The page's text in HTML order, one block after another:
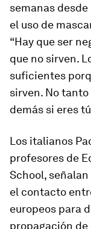
semanas
el uso de
“Hay que ser
que no sirven.
suficientes
sirven. No
demás si eres
Los italianos
profesores de
School, señalan
el contacto
europeos para
propagación